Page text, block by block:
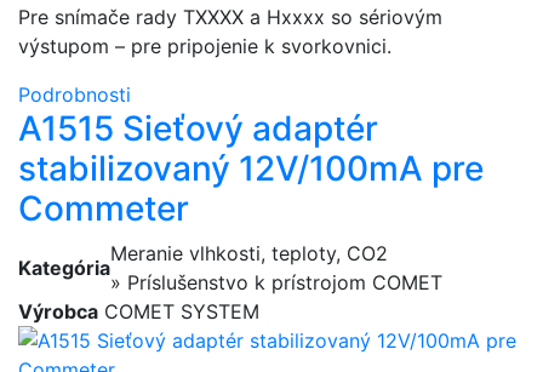
Pre snímače rady TXXXX a Hxxxx so sériovým
výstupom – pre pripojenie k svorkovnici.
Podrobnosti
A1515 Sieťový adaptér
stabilizovaný 12V/100mA pre
Commeter
Kategória
Meranie vlhkosti, teploty, CO2
» Príslušenstvo k prístrojom COMET
Výrobca COMET SYSTEM